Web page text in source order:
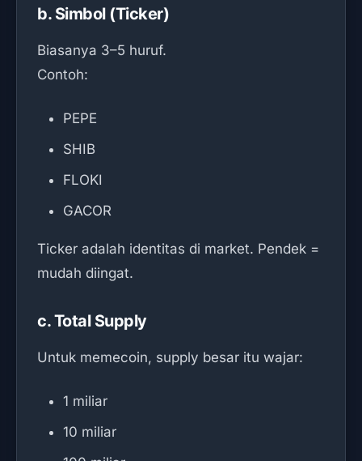
b. Simbol (Ticker)
Biasanya 3–5 huruf.
Contoh:
PEPE
SHIB
FLOKI
GACOR
Ticker adalah identitas di market. Pendek =
mudah diingat.
c. Total Supply
Untuk memecoin, supply besar itu wajar:
1 miliar
10 miliar